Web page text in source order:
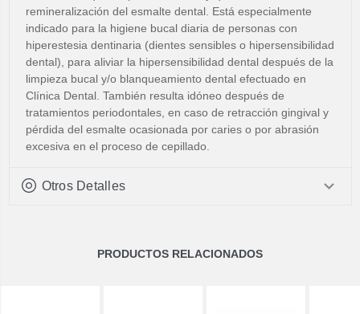
remineralización del esmalte dental. Está especialmente
indicado para la higiene bucal diaria de personas con
hiperestesia dentinaria (dientes sensibles o hipersensibilidad
dental), para aliviar la hipersensibilidad dental después de la
limpieza bucal y/o blanqueamiento dental efectuado en
Clínica Dental. También resulta idóneo después de
tratamientos periodontales, en caso de retracción gingival y
pérdida del esmalte ocasionada por caries o por abrasión
excesiva en el proceso de cepillado.
Otros Detalles
PRODUCTOS RELACIONADOS